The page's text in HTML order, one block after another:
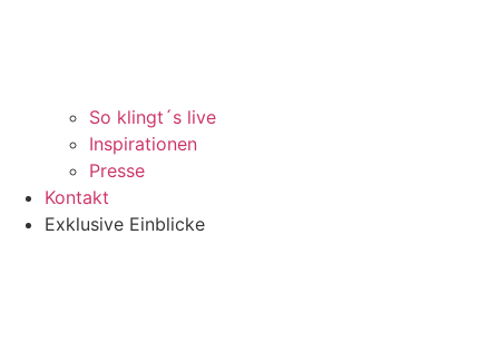
So klingt´s live
Inspirationen
Presse
Kontakt
Exklusive Einblicke